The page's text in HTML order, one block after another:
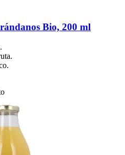
Bio, 200 ml